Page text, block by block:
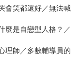
會笑都還好／無法喊
麼是自戀型人格？／
理師／多數輔導員的